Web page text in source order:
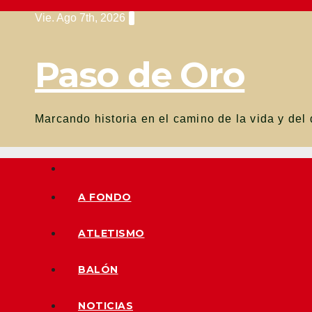
Saltar
Vie. Ago 7th, 2026
Paso de Oro
Marcando historia en el camino de la vida y del
A FONDO
ATLETISMO
BALÓN
NOTICIAS